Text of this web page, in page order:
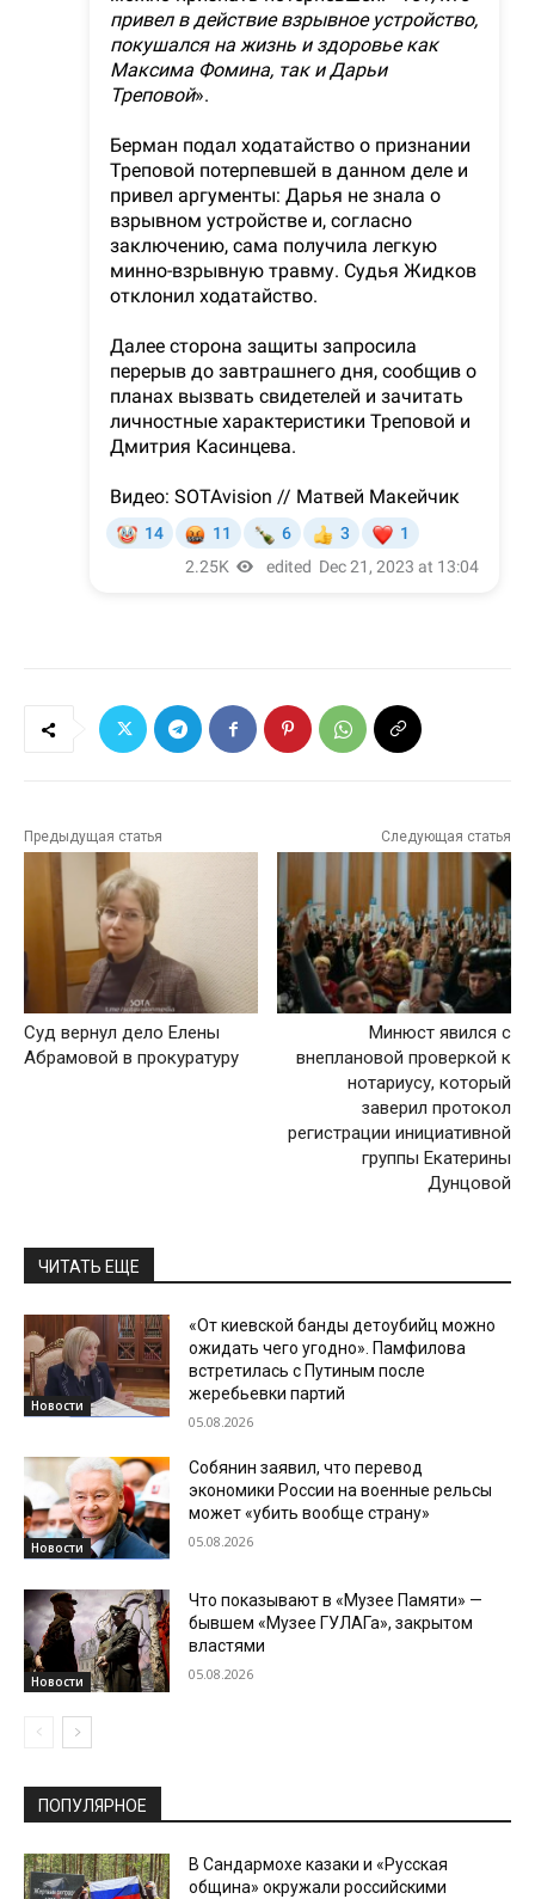
Предыдущая статья
Суд вернул дело Елены
Абрамовой в прокуратуру
Следующая статья
Минюст явился с
внеплановой проверкой к
нотариусу, который
заверил протокол
регистрации инициативной
группы Екатерины
Дунцовой
ЧИТАТЬ ЕЩЕ
Новости
«От киевской банды детоубийц можно
ожидать чего угодно». Памфилова
встретилась с Путиным после
жеребьевки партий
05.08.2026
Новости
Собянин заявил, что перевод
экономики России на военные рельсы
может «убить вообще страну»
05.08.2026
Новости
Что показывают в «Музее Памяти» —
бывшем «Музее ГУЛАГа», закрытом
властями
05.08.2026
ПОПУЛЯРНОЕ
В Сандармохе казаки и «Русская
община» окружали российскими